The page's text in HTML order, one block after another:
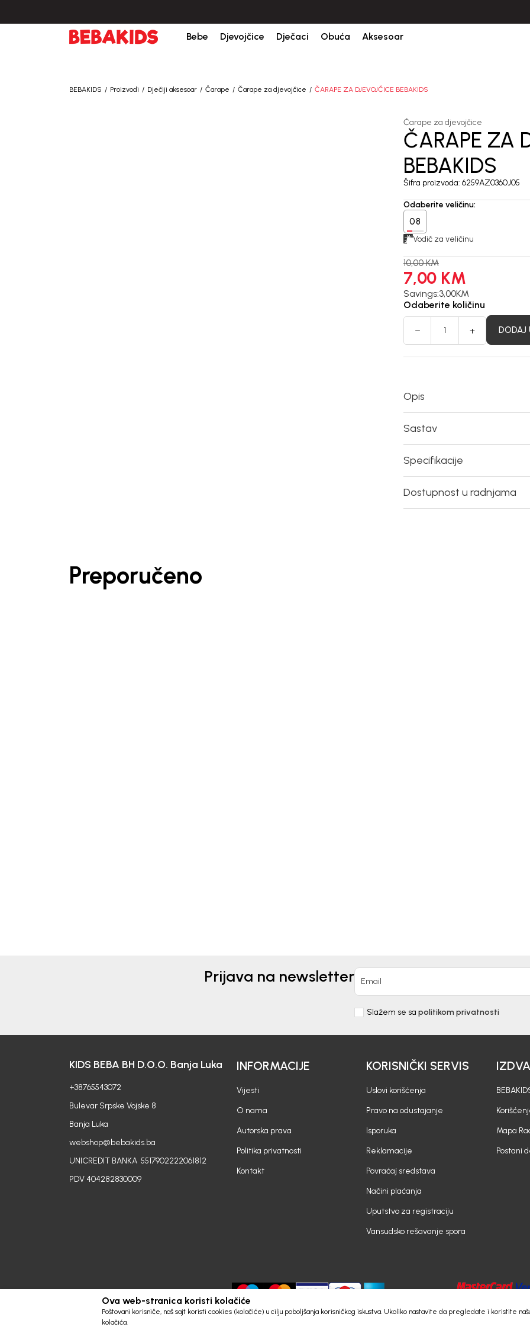
Bebe Djevojčice Dječaci Obuća Aksesoar
BEBAKIDS Proizvodi Dječiji aksesoar Čarape Čarape za djevojčice ČARAPE ZA DJEVOJČICE BEBAKIDS
Čarape za djevojčice
ČARAPE ZA
BEBAKIDS
Šifra proizvoda: 6259AZ0360J05
Odaberite veličinu:
08
Vodič za veličinu
10,00 KM
7,00 KM
Savings:3,00KM
Odaberite količinu
DODAJ
Opis
Sastav
Specifikacije
Dostupnost u radnjama
Preporučeno
Prijava na newsletter Email
Slažem se sa politikom privatnosti
KIDS BEBA BH D.O.O. Banja Luka
+38765543072
Bulevar Srpske Vojske 8
Banja Luka
webshop@bebakids.ba
UNICREDIT BANKA 5517902222061812
PDV 404282830009
INFORMACIJE
Vijesti
O nama
Autorska prava
Politika privatnosti
Kontakt
KORISNIČKI SERVIS
Uslovi korišćenja
Pravo na odustajanje
Isporuka
Reklamacije
Povraćaj sredstava
Načini plaćanja
Uputstvo za registraciju
Vansudsko rešavanje spora
Mapa
Postani
Ova web-stranica koristi kolačiće
Poštovani korisniče, naš sajt koristi cookies (kolačiće) u cilju poboljšanja korisničkog iskustva. Ukoliko nastavite da pregledate i koristite
kolačića.